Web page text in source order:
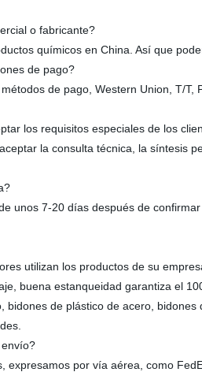
o fabricante?
químicos en China. Así que
de pago?
de pago, Western Union, T/T,
los requisitos especiales de los
la consulta técnica, la síntesis
unos 7-20 días después de
utilizan los productos de su
buena estanqueidad garantiza el
bidones de plástico de acero,
expresamos por vía aérea, como